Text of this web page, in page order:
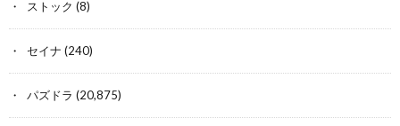
ストック (8)
セイナ (240)
パズドラ (20,875)